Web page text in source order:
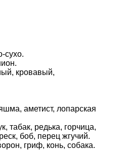
сухо.
кровавый,
аметист, лопарская
табак, редька, горчица,
боб, перец жгучий.
гриф, конь, собака.